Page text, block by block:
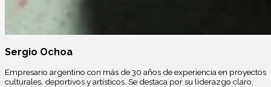
Sergio Ochoa
Empresario argentino con más de 30 años de experiencia en proyectos
culturales, deportivos y artísticos. Se destaca por su liderazgo claro,